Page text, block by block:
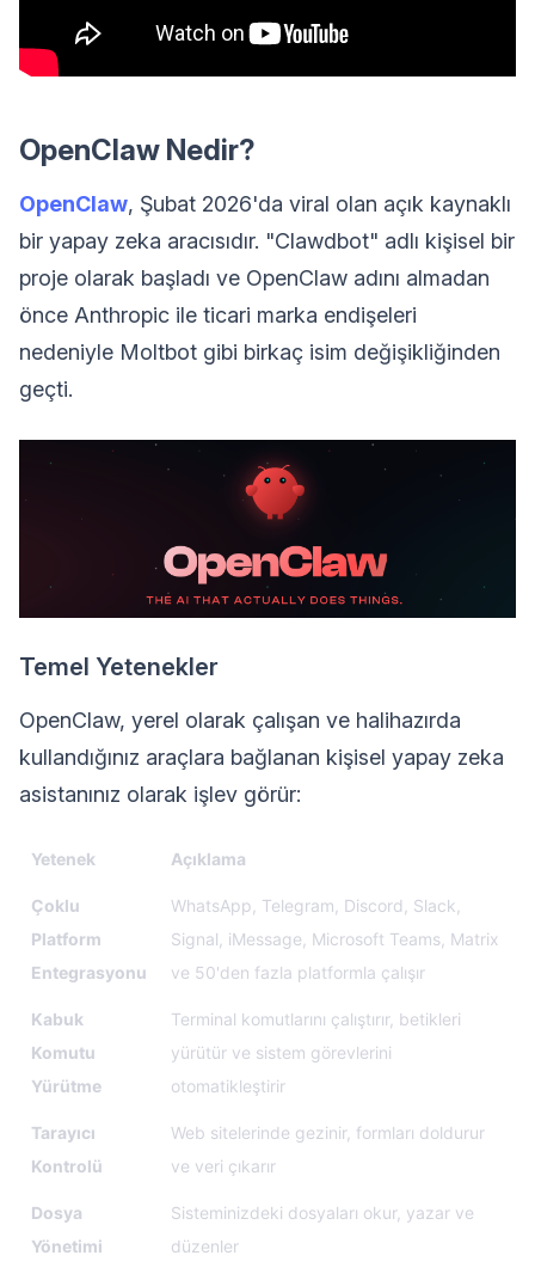
OpenClaw Nedir?
OpenClaw, Şubat 2026'da viral olan açık kaynaklı
bir yapay zeka aracısıdır. "Clawdbot" adlı kişisel bir
proje olarak başladı ve OpenClaw adını almadan
önce Anthropic ile ticari marka endişeleri
nedeniyle Moltbot gibi birkaç isim değişikliğinden
geçti.
Temel Yetenekler
OpenClaw, yerel olarak çalışan ve halihazırda
kullandığınız araçlara bağlanan kişisel yapay zeka
asistanınız olarak işlev görür:
Yetenek Açıklama
Çoklu
Platform
Entegrasyonu
WhatsApp, Telegram, Discord, Slack,
Signal, iMessage, Microsoft Teams, Matrix
ve 50'den fazla platformla çalışır
Kabuk
Komutu
Yürütme
Terminal komutlarını çalıştırır, betikleri
yürütür ve sistem görevlerini
otomatikleştirir
Tarayıcı
Kontrolü
Web sitelerinde gezinir, formları doldurur
ve veri çıkarır
Dosya
Yönetimi
Sisteminizdeki dosyaları okur, yazar ve
düzenler